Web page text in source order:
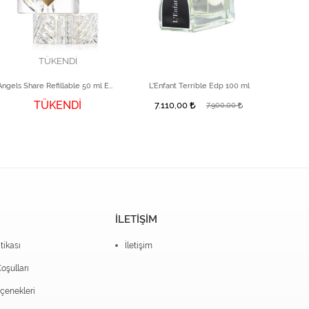
TÜKENDİ
TÜKENDİ
L'Enfant Terrible Edp 100 ml
7.110,00 7.900,00
İLETİŞİM
İletişim